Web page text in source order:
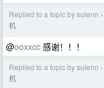
Replied to a topic by sulenn ›
机
@ooxxcc 感谢！！！
Replied to a topic by sulenn ›
机